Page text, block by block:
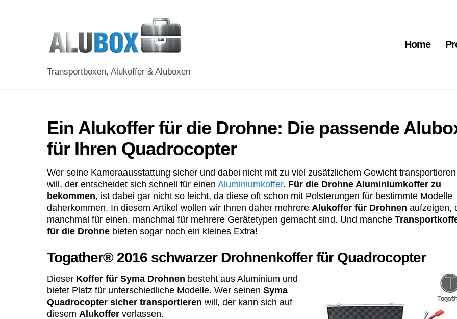
Transportboxen, Alukoffer & Aluboxen
Home
Ein Alukoffer für die Drohne: Die passende
für Ihren Quadrocopter
Wer seine Kameraausstattung sicher und dabei nicht mit zu viel zusätzlichem Gewicht transportieren
will, der entscheidet sich schnell für einen Aluminiumkoffer. Für die Drohne Aluminiumkoffer zu
bekommen, ist dabei gar nicht so leicht, da diese oft schon mit Polsterungen für bestimmte Modelle
daherkommen. In diesem Artikel wollen wir Ihnen daher mehrere Alukoffer für Drohnen aufzeigen,
manchmal für einen, manchmal für mehrere Gerätetypen gemacht sind. Und manche
für die Drohne bieten sogar noch ein kleines Extra!
Togather® 2016 schwarzer Drohnenkoffer für Quadrocopter
Dieser Koffer für Syma Drohnen besteht aus Aluminium und
bietet Platz für unterschiedliche Modelle. Wer seinen Syma
Quadrocopter sicher transportieren will, der kann sich auf
diesem Alukoffer verlassen.